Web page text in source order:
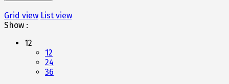
Grid view List view
Show :
12
12
24
36